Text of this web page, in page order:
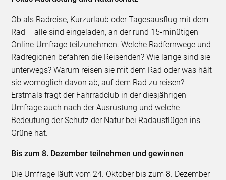
Ob als Radreise, Kurzurlaub oder Tagesausflug mit dem
Rad – alle sind eingeladen, an der rund 15-minütigen
Online-Umfrage teilzunehmen. Welche Radfernwege und
Radregionen befahren die Reisenden? Wie lange sind sie
unterwegs? Warum reisen sie mit dem Rad oder was hält
sie womöglich davon ab, auf dem Rad zu reisen?
Erstmals fragt der Fahrradclub in der diesjährigen
Umfrage auch nach der Ausrüstung und welche
Bedeutung der Schutz der Natur bei Radausflügen ins
Grüne hat.
Bis zum 8. Dezember teilnehmen und gewinnen
Die Umfrage läuft vom 24. Oktober bis zum 8. Dezember